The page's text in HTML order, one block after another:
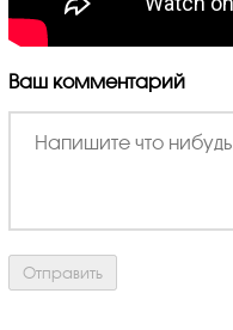
Ваш комментарий